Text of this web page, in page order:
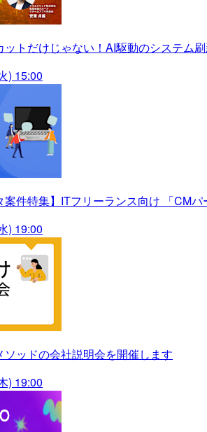
ットだけじゃない！AI駆動のシステム
) 15:00
案件特集】ITフリーランス向け 「CM
) 19:00
ソッドの会社説明会を開催します
) 19:00